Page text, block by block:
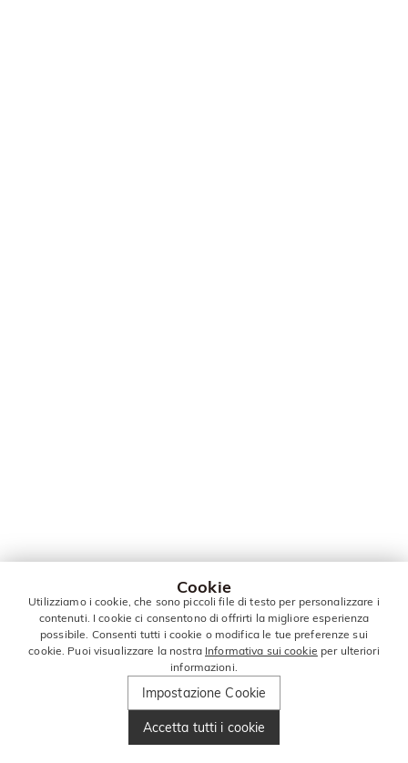
Cookie
Utilizziamo i cookie, che sono piccoli file di testo per personalizzare i
contenuti. I cookie ci consentono di offrirti la migliore esperienza
possibile. Consenti tutti i cookie o modifica le tue preferenze sui
cookie. Puoi visualizzare la nostra Informativa sui cookie per ulteriori
informazioni.
Impostazione Cookie
Accetta tutti i cookie